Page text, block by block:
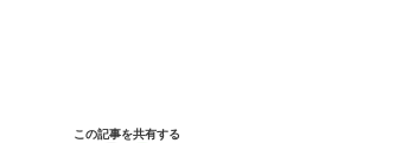
この記事を共有する